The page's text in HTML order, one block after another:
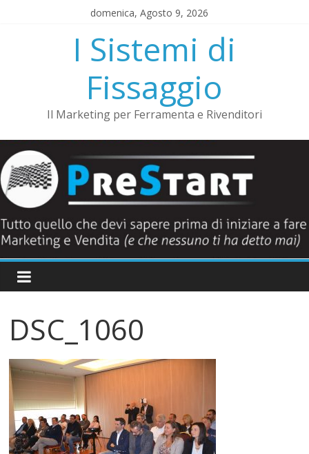
domenica, Agosto 9, 2026
I Sistemi di
Fissaggio
Il Marketing per Ferramenta e Rivenditori
DSC_1060